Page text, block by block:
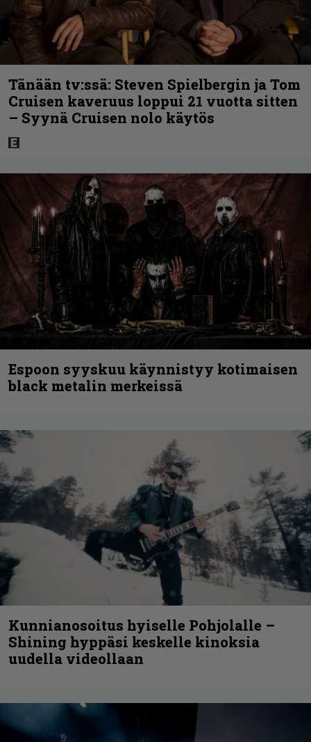
Tänään tv:ssä: Steven Spielbergin ja Tom
Cruisen kaveruus loppui 21 vuotta sitten
– Syynä Cruisen nolo käytös
Espoon syyskuu käynnistyy kotimaisen
black metalin merkeissä
Kunnianosoitus hyiselle Pohjolalle –
Shining hyppäsi keskelle kinoksia
uudella videollaan